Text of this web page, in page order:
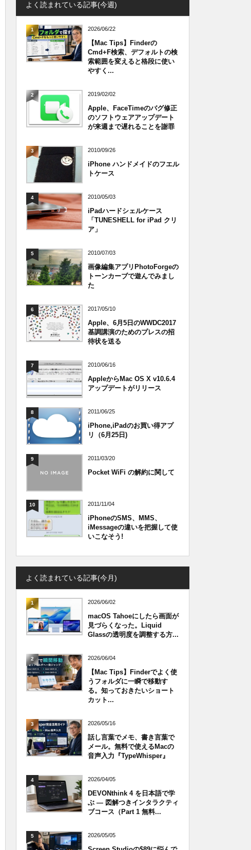
よく読まれている記事(今週)
1 2026/06/22
【Mac Tips】Finderの
Cmd+F検索、デフォルトの検
索範囲を変えると格段に使い
やすく...
2 2019/02/02
Apple、FaceTimeのバグ修正
のソフトウェアアップデート
が来週まで遅れることを謝罪
3 2010/09/26
iPhone ハンドメイドのフエル
トケース
4 2010/05/03
iPadハードシェルケース
「TUNESHELL for iPad クリ
ア」
5 2010/07/03
画像編集アプリPhotoForgeの
トーンカーブで遊んでみまし
た
6 2017/05/10
Apple、6月5日のWWDC2017
基調講演のためのプレスの招
待状を送る
7 2010/06/16
AppleからMac OS X v10.6.4
アップデートがリリース
8 2011/06/25
iPhone,iPadのお買い得アプ
リ（6月25日)
9 2011/03/20
Pocket WiFi の解約に関して
10 2011/11/04
iPhoneのSMS、MMS、
iMessageの違いを把握して使
いこなそう!
よく読まれている記事(今月)
1 2026/06/02
macOS Tahoeにしたら画面が
見づらくなった。Liquid
Glassの透明度を調整する方...
2 2026/06/04
【Mac Tips】Finderでよく使
うフォルダに一瞬で移動す
る。知っておきたいショート
カット...
3 2026/05/16
話し言葉でメモ、書き言葉で
メール。無料で使えるMacの
音声入力『TypeWhisper』
4 2026/04/05
DEVONthink 4 を日本語で学
ぶ — 図解つきインタラクティ
ブコース（Part 1 無料...
5 2026/05/05